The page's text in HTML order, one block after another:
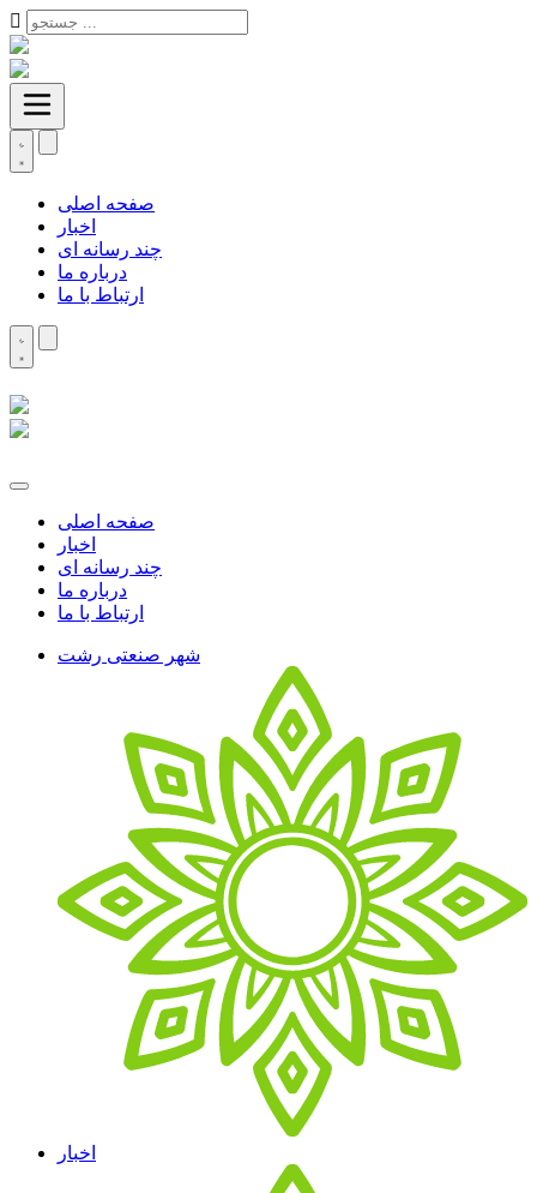
صفحه اصلی
اخبار
چند رسانه ای
درباره ما
ارتباط با ما
صفحه اصلی
اخبار
چند رسانه ای
درباره ما
ارتباط با ما
شهر صنعتی رشت
اخبار